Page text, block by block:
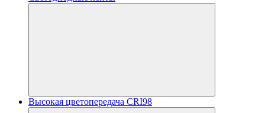
Высокая цветопередача CRI98